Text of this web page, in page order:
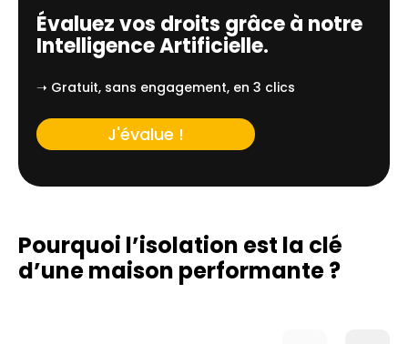
Évaluez vos droits grâce à notre
Intelligence Artificielle.
➝ Gratuit, sans engagement, en 3 clics
J'évalue !
Pourquoi l’isolation est la clé
d’unemaison performante ?